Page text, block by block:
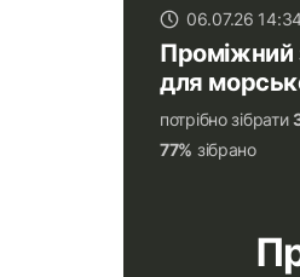
06.07.26 14:34
Проміжний
для
потрібно зібрати
77% зібрано